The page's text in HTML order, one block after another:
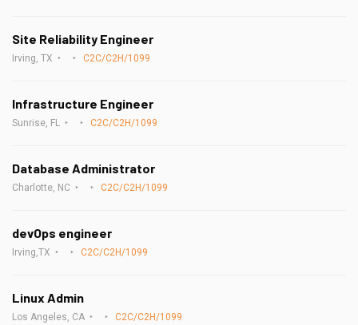
Site Reliability Engineer
Irving, TX C2C/C2H/1099
Infrastructure Engineer
Sunrise, FL C2C/C2H/1099
Database Administrator
Charlotte, NC C2C/C2H/1099
devOps engineer
Irving,TX C2C/C2H/1099
Linux Admin
Los Angeles, CA C2C/C2H/1099